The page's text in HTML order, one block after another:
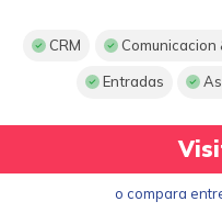
CRM Comunicacion
Entradas
o compara